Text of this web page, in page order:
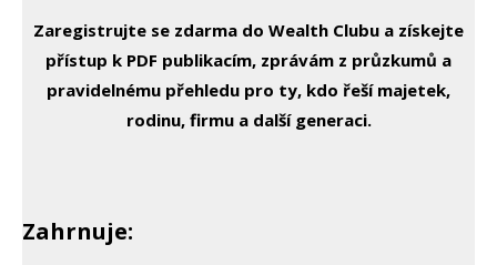
Zaregistrujte se zdarma do Wealth Clubu a získejte
přístup k PDF publikacím, zprávám z průzkumů a
pravidelnému přehledu pro ty, kdo řeší majetek,
rodinu, firmu a další generaci.
Zahrnuje: